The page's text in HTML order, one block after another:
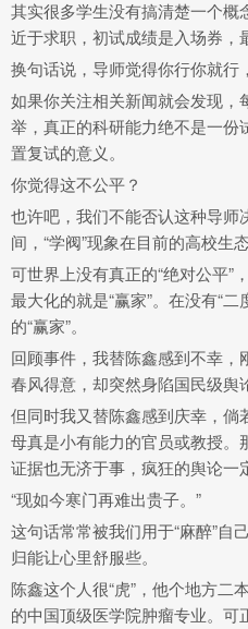
其实很多学生没有搞清楚一个
近于求职，初试成绩是入场券，
换句话说，导师觉得你行你就行
如果你关注相关新闻就会发现，
举，真正的科研能力绝不是一
置复试的意义。
你觉得这不公平？
也许吧，我们不能否认这种导师
间，“学阀”现象在目前的高校生
可世界上没有真正的“绝对公平”
最大化的就是“赢家”。在没有“
的“赢家”。
回顾事件，我替陈鑫感到不幸
春风得意，却突然身陷国民级舆
但同时我又替陈鑫感到庆幸，倘
母真是小有能力的官员或教授。
证据也无济于事，疯狂的舆论一
“现如今寒门再难出贵子。”
这句话常常被我们用于“麻醉”自
归能让心里舒服些。
陈鑫这个人很“虎”，他个地方二
的中国顶级医学院肿瘤专业。可